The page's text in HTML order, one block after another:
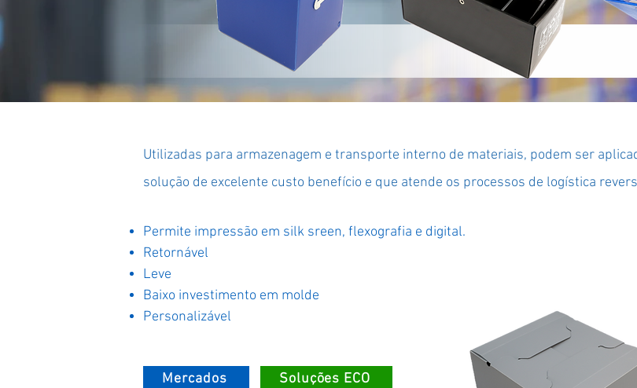
Utilizadas para armazenagem e transporte interno de materiais, podem ser
solução de excelente custo benefício e que atende os processos de logística
Permite impressão em silk sreen, flexografia e digital.
Retornável
Leve
Baixo investimento em molde
Personalizável
Mercados Soluções ECO